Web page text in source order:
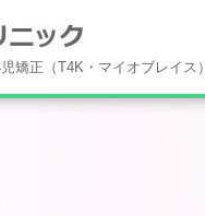
矯正（T4K・マイオブレイ